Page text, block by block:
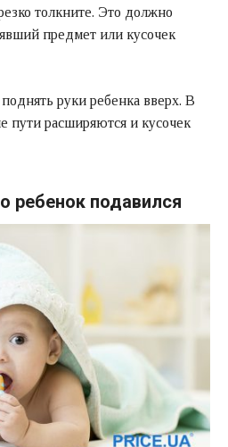
толкните. Это должно
предмет или кусочек
руки ребенка вверх. В
пути расширяются и кусочек
ребенок подавился